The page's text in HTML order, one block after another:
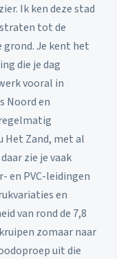
Ik ken deze stad
straten tot de
Je kent het
die je dag
vooral in
Noord en
Het Zand, met al
zie je vaak
en PVC-leidingen
en
van rond de 7,8
zomaar naar
uit die